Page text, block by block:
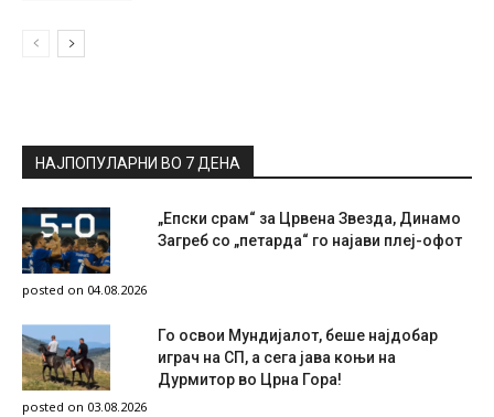
НАЈПОПУЛАРНИ ВО 7 ДЕНА
„Епски срам“ за Црвена Звезда, Динамо
Загреб со „петарда“ го најави плеј-офот
posted on 04.08.2026
Го освои Мундијалот, беше најдобар
играч на СП, а сега јава коњи на
Дурмитор во Црна Гора!
posted on 03.08.2026